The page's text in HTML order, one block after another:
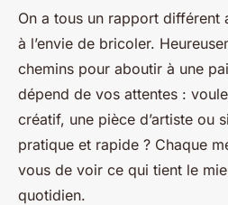
On a tous un rapport différent
à l’envie de bricoler.
chemins pour aboutir à une
dépend de vos attentes :
créatif, une pièce d’artiste ou
pratique et rapide ? Chaque
vous de voir ce qui tient le
quotidien.